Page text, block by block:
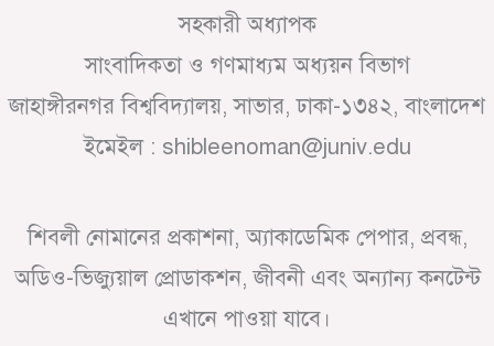
সহকারী অধ্যাপক
সাংবাদিকতা ও গণমাধ্যম অধ্যয়ন বিভাগ
জাহাঙ্গীরনগর বিশ্ববিদ্যালয়, সাভার, ঢাকা-১৩৪২, বাংলাদেশ
ইমেইল : shibleenoman@juniv.edu
শিবলী নোমানের প্রকাশনা, অ্যাকাডেমিক পেপার, প্রবন্ধ,
অডিও-ভিজ্যুয়াল প্রোডাকশন, জীবনী এবং অন্যান্য কনটেন্ট
এখানে পাওয়া যাবে।